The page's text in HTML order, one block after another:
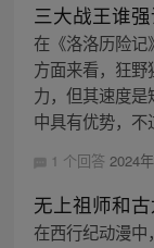
三大战王谁
在《洛洛历险
方面来看，狂
力，但其速度
中具有优势，
1 个回答 2024
无上祖师和
在西行纪动漫